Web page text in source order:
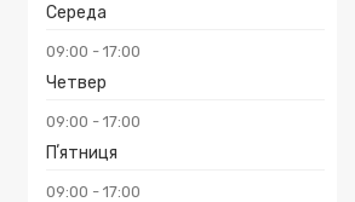
Середа
09:00 17:00
Четвер
09:00 17:00
Пʼятниця
09:00 17:00